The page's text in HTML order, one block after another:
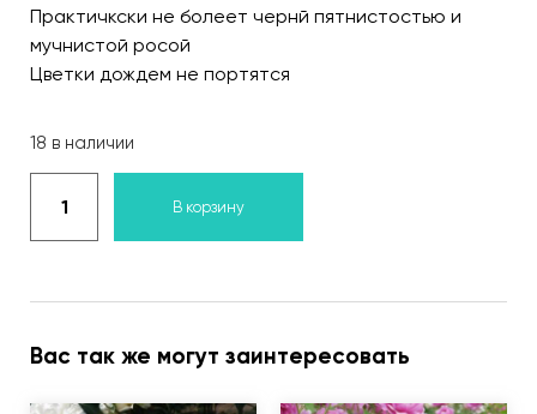
Практичкски не болеет чернй пятнистостью и
мучнистой росой
Цветки дождем не портятся
18 в наличии
В корзину
Вас так же могут заинтересовать